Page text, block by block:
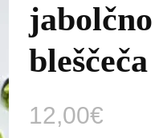
bleščeča
12,00€